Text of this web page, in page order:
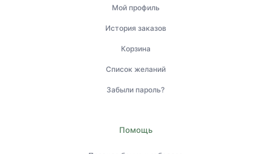
Мой профиль
История заказов
Корзина
Список желаний
Забыли пароль?
Помощь